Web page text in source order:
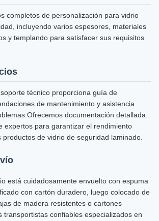
completos de personalización para vidrio
incluyendo varios espesores, materiales
templando para satisfacer sus requisitos
técnico proporciona guía de
de mantenimiento y asistencia
documentación detallada
expertos para garantizar el rendimiento
de vidrio de seguridad laminado.
está cuidadosamente envuelto con espuma
con cartón duradero, luego colocado de
de madera resistentes o cartones
transportistas confiables especializados en